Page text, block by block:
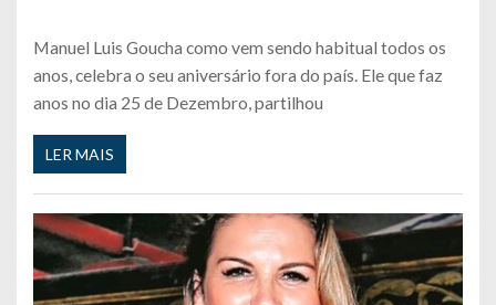
Manuel Luis Goucha como vem sendo habitual todos os
anos, celebra o seu aniversário fora do país. Ele que faz
anos no dia 25 de Dezembro, partilhou
LER MAIS